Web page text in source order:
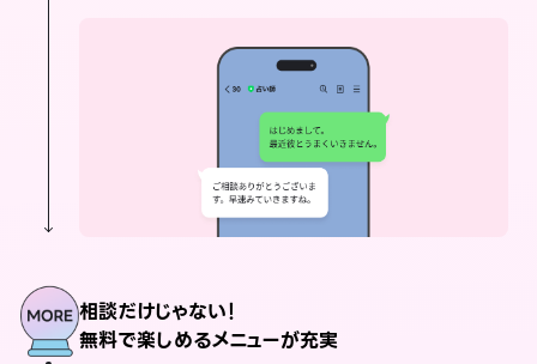
相談だけじゃない！
無料で楽しめるメニューが充実